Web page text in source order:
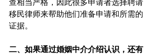
移民律师来帮助他们准备申请和所需的
证据。
二、如果通过婚姻中介介绍认识，还有